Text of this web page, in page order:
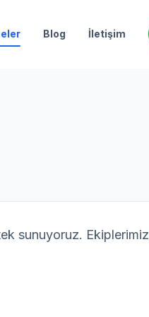
Blog İletişim
sunuyoruz. Ekiplerimiz